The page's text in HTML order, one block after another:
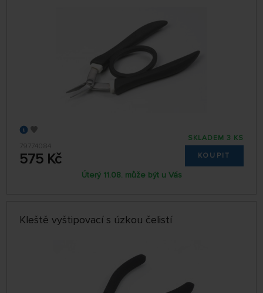
79774084
575 Kč
SKLADEM 3 KS
KOUPIT
Úterý 11.08. může být u Vás
Kleště vyštipovací s úzkou čelistí